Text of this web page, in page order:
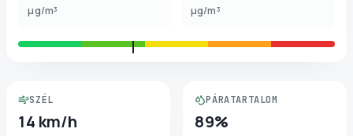
µg/m³ µg/m³
SZÉL
14 km/h
PÁRATARTALOM
89%